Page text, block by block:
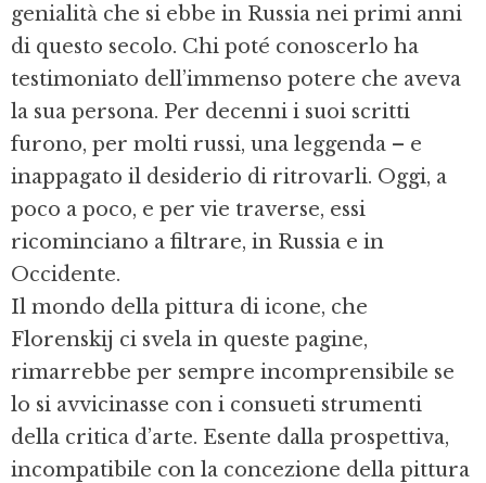
genialità che si ebbe in Russia nei primi anni
di questo secolo. Chi poté conoscerlo ha
testimoniato dell’immenso potere che aveva
la sua persona. Per decenni i suoi scritti
furono, per molti russi, una leggenda – e
inappagato il desiderio di ritrovarli. Oggi, a
poco a poco, e per vie traverse, essi
ricominciano a filtrare, in Russia e in
Occidente.
Il mondo della pittura di icone, che
Florenskij ci svela in queste pagine,
rimarrebbe per sempre incomprensibile se
lo si avvicinasse con i consueti strumenti
della critica d’arte. Esente dalla prospettiva,
incompatibile con la concezione della pittura